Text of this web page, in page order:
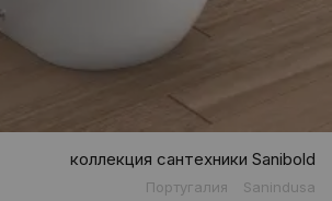
коллекция сантехники Sanibold
Португалия Sanindusa